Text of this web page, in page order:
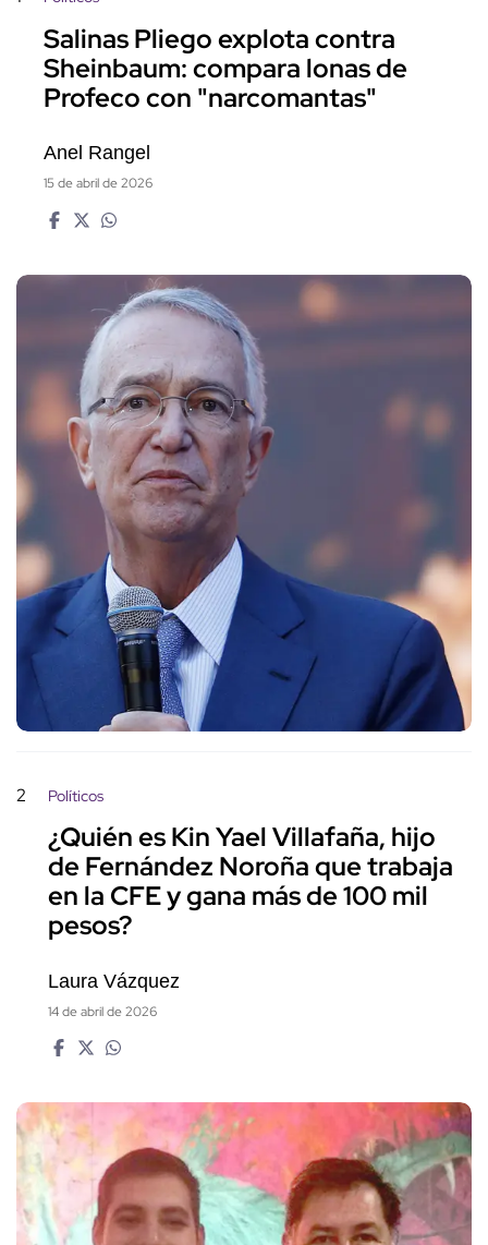
Salinas Pliego explota contra
Sheinbaum: compara lonas de
Profeco con "narcomantas"
Anel Rangel
15 de abril de 2026
2 Políticos
¿Quién es Kin Yael Villafaña, hijo
de Fernández Noroña que trabaja
en la CFE y gana más de 100 mil
pesos?
Laura Vázquez
14 de abril de 2026